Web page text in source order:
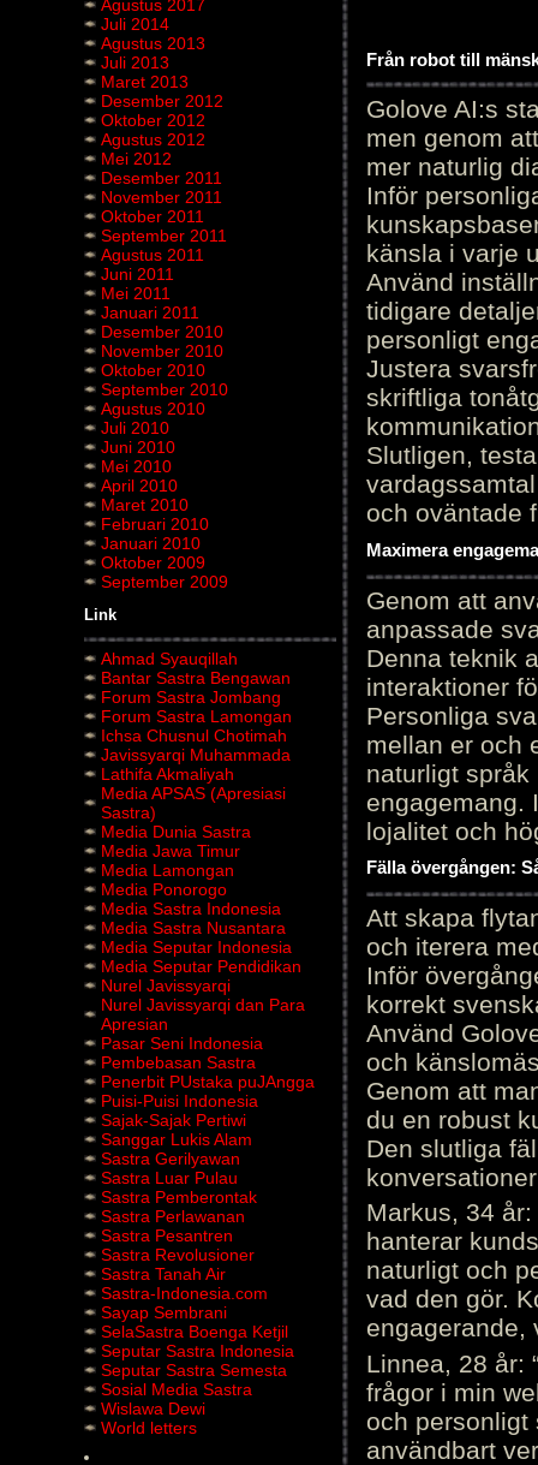
Agustus 2017
Juli 2014
Agustus 2013
Juli 2013
Maret 2013
Desember 2012
Oktober 2012
Agustus 2012
Mei 2012
Desember 2011
November 2011
Oktober 2011
September 2011
Agustus 2011
Juni 2011
Mei 2011
Januari 2011
Desember 2010
November 2010
Oktober 2010
September 2010
Agustus 2010
Juli 2010
Juni 2010
Mei 2010
April 2010
Maret 2010
Februari 2010
Januari 2010
Oktober 2009
September 2009
Link
Ahmad Syauqillah
Bantar Sastra Bengawan
Forum Sastra Jombang
Forum Sastra Lamongan
Ichsa Chusnul Chotimah
Javissyarqi Muhammada
Lathifa Akmaliyah
Media APSAS (Apresiasi
Sastra)
Media Dunia Sastra
Media Jawa Timur
Media Lamongan
Media Ponorogo
Media Sastra Indonesia
Media Sastra Nusantara
Media Seputar Indonesia
Media Seputar Pendidikan
Nurel Javissyarqi
Nurel Javissyarqi dan Para
Apresian
Pasar Seni Indonesia
Pembebasan Sastra
Penerbit PUstaka puJAngga
Puisi-Puisi Indonesia
Sajak-Sajak Pertiwi
Sanggar Lukis Alam
Sastra Gerilyawan
Sastra Luar Pulau
Sastra Pemberontak
Sastra Perlawanan
Sastra Pesantren
Sastra Revolusioner
Sastra Tanah Air
Sastra-Indonesia.com
Sayap Sembrani
SelaSastra Boenga Ketjil
Seputar Sastra Indonesia
Seputar Sastra Semesta
Sosial Media Sastra
Wislawa Dewi
World letters
Från robot till
Golove AI:s
men genom
mer naturlig
Inför
känsla i varje
Använd
tidigare
personligt
Justera
skriftliga
Slutligen,
och oväntade
Maximera
Genom att
anpassade
Denna teknik
interaktioner
Personliga
mellan er och
naturligt
engagemang.
lojalitet och
Fälla övergången:
Att skapa
och iterera
Inför
korrekt
Använd
och
Genom att
du en robust
Den slutliga
Markus, 34
hanterar
naturligt och
vad den gör.
engagerande,
Linnea, 28 år:
frågor i min
och personligt
användbart